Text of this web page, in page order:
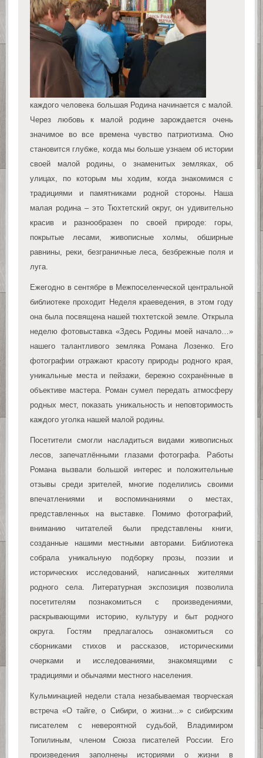
каждого человека большая Родина начинается с малой.
Через любовь к малой родине зарождается очень
значимое во все времена чувство патриотизма. Оно
становится глубже, когда мы больше узнаем об истории
своей малой родины, о знаменитых земляках, об
улицах, по которым мы ходим, когда знакомимся с
традициями и памятниками родной стороны. Наша
малая родина – это Тюхтетский округ, он удивительно
красив и разнообразен по своей природе: горы,
покрытые лесами, живописные холмы, обширные
равнины, реки, безграничные леса, безбрежные поля и
луга.
Ежегодно в сентябре в Межпоселенческой центральной
библиотеке проходит Неделя краеведения, в этом году
она была посвящена нашей тюхтетской земле. Открыла
неделю фотовыставка «Здесь Родины моей начало…»
нашего талантливого земляка Романа Лозенко. Его
фотографии отражают красоту природы родного края,
уникальные места и пейзажи, бережно сохранённые в
объективе мастера. Роман сумел передать атмосферу
родных мест, показать уникальность и неповторимость
каждого уголка нашей малой родины.
Посетители смогли насладиться видами живописных
лесов, запечатлёнными глазами фотографа. Работы
Романа вызвали большой интерес и положительные
отзывы среди зрителей, многие поделились своими
впечатлениями и воспоминаниями о местах,
представленных на выставке. Помимо фотографий,
вниманию читателей были представлены книги,
созданные нашими местными авторами. Библиотека
собрала уникальную подборку прозы, поэзии и
исторических исследований, написанных жителями
родного села. Литературная экспозиция позволила
посетителям познакомиться с произведениями,
раскрывающими историю, культуру и быт родного
округа. Гостям предлагалось ознакомиться со
сборниками стихов и рассказов, историческими
очерками и исследованиями, знакомящими с
традициями и обычаями местного населения.
Кульминацией недели стала незабываемая творческая
встреча «О тайге, о Сибири, о жизни...» с сибирским
писателем с невероятной судьбой, Владимиром
Топилиным, членом Союза писателей России. Его
произведения заполнены историями о жизни в